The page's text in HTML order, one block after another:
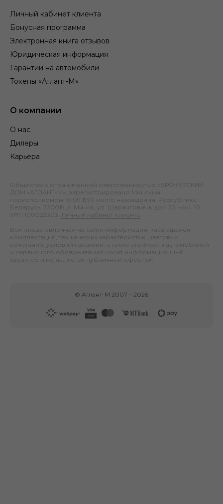
Личный кабинет клиента
Бонусная программа
Электронная книга отзывов
Юридическая информация
Гарантии на автомобили
Токены «Атлант-М»
О компании
О нас
Дилеры
Карьера
Общество с ограниченной ответственностью «БРОКЕРСКИЙ
ДОМ «АТЛАНТ-М», зарегистрировано Минским
горисполкомом 10.09.1991; место нахождения: Республика
Беларусь, 220019, г. Минск, ул. Шаранговича, дом 22, ком. 10;
УНП 100023303.
Личный кабинет клиента
Вся представленная на сайте информация, касающаяся
комплектаций, технических характеристик, цветовых
сочетаний, условий гарантии, а также стоимости автомобилей
и сервисного обслуживания носит информационный
характер и не является публичной офертой.
© Атлант-М 2007 – 2026